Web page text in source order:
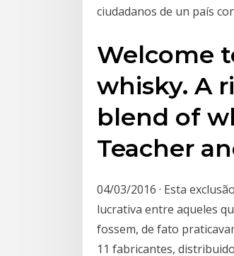
ciudadanos de un país
Welcome
whisky. A
blend of
Teacher
04/03/2016 · Esta
lucrativa entre aqueles
fossem, de fato
11 fabricantes,